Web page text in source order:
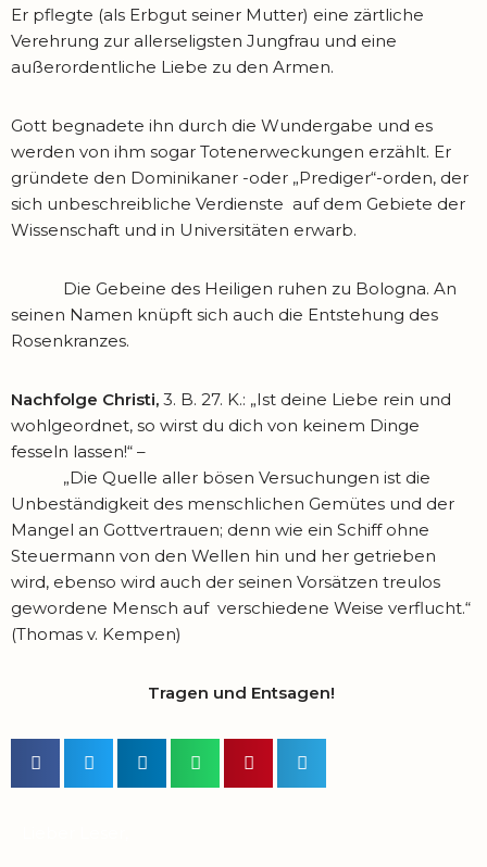
Er pflegte (als Erbgut seiner Mutter) eine zärtliche
Verehrung zur allerseligsten Jungfrau und eine
außerordentliche Liebe zu den Armen.
Gott begnadete ihn durch die Wundergabe und es
werden von ihm sogar Totenerweckungen erzählt. Er
gründete den Dominikaner -oder „Prediger“-orden, der
sich unbeschreibliche Verdienste auf dem Gebiete der
Wissenschaft und in Universitäten erwarb.
Die Gebeine des Heiligen ruhen zu Bologna. An
seinen Namen knüpft sich auch die Entstehung des
Rosenkranzes.
Nachfolge Christi, 3. B. 27. K.: „Ist deine Liebe rein und
wohlgeordnet, so wirst du dich von keinem Dinge
fesseln lassen!“ –
„Die Quelle aller bösen Versuchungen ist die
Unbeständigkeit des menschlichen Gemütes und der
Mangel an Gottvertrauen; denn wie ein Schiff ohne
Steuermann von den Wellen hin und her getrieben
wird, ebenso wird auch der seinen Vorsätzen treulos
gewordene Mensch auf verschiedene Weise verflucht.“
(Thomas v. Kempen)
Tragen und Entsagen!